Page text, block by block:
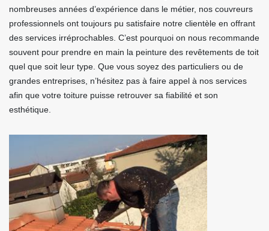
nombreuses années d’expérience dans le métier, nos couvreurs
professionnels ont toujours pu satisfaire notre clientèle en offrant
des services irréprochables. C’est pourquoi on nous recommande
souvent pour prendre en main la peinture des revêtements de toit
quel que soit leur type. Que vous soyez des particuliers ou de
grandes entreprises, n’hésitez pas à faire appel à nos services
afin que votre toiture puisse retrouver sa fiabilité et son
esthétique.